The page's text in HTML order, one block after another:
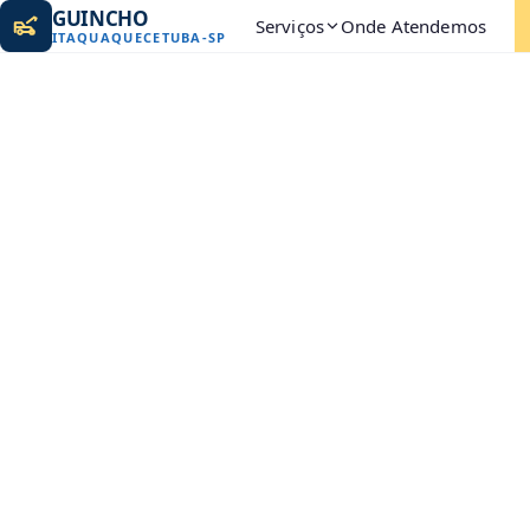
GUINCHO
ITAQUAQUECETUBA-SP Serviços Onde Atendemos